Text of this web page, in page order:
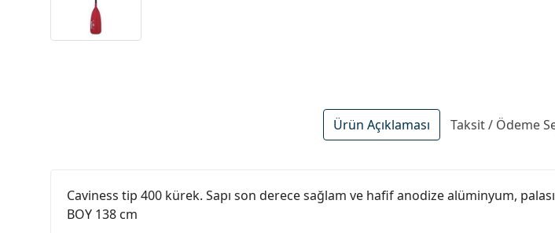
Ürün Açıklaması Taksit / Ödeme
Caviness tip 400 kürek. Sapı son derece sağlam ve hafif anodize alüminyum,
BOY 138 cm